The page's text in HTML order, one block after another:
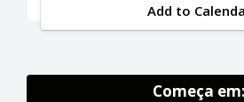
Add to
Começa em: